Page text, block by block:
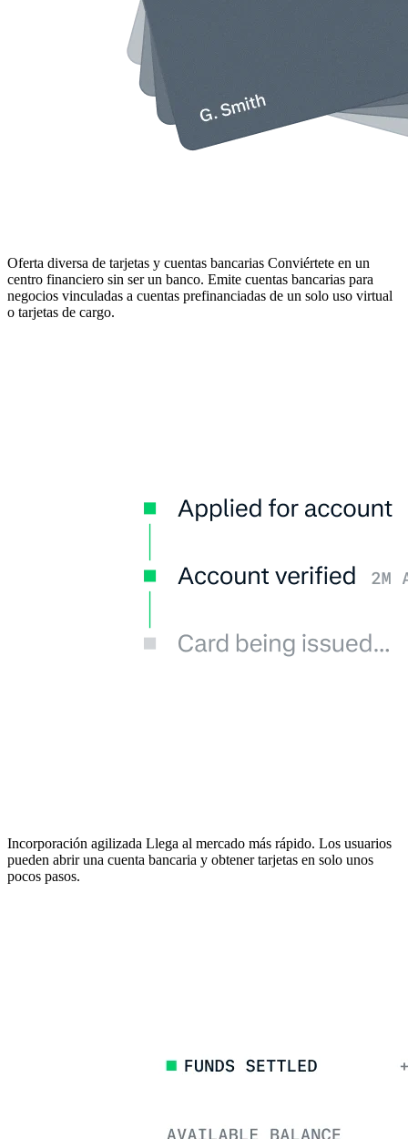
Oferta diversa de tarjetas y cuentas bancarias Conviértete en un
centro financiero sin ser un banco. Emite cuentas bancarias para
negocios vinculadas a cuentas prefinanciadas de un solo uso virtual
o tarjetas de cargo.
Incorporación agilizada Llega al mercado más rápido. Los usuarios
pueden abrir una cuenta bancaria y obtener tarjetas en solo unos
pocos pasos.